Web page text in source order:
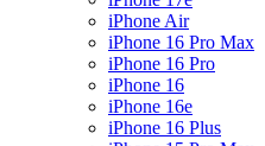
iPhone Air
iPhone 16 Pro Max
iPhone 16 Pro
iPhone 16
iPhone 16e
iPhone 16 Plus